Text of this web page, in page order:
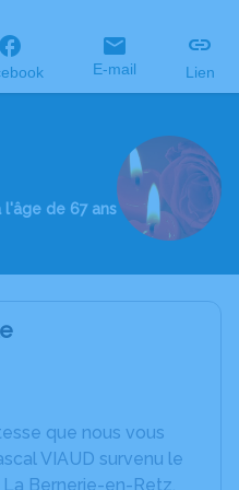
E-mail Lien
de 67 ans
que nous vous
VIAUD survenu le
Bernerie-en-Retz.